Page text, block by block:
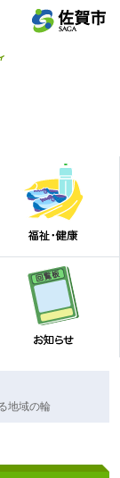
地域の輪